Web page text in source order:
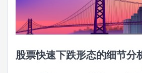
股票快速下跌形态的细节分